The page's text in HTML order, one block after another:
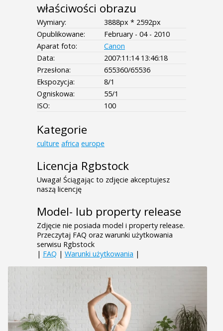
właściwości obrazu
Wymiary:
3888px * 2592px
Opublikowane:
February - 04 - 2010
Aparat foto:
Canon
Data:
2007:11:14 13:46:18
Przesłona:
655360/65536
Ekspozycja:
8/1
Ogniskowa:
55/1
ISO:
100
Kategorie
culture africa europe
Licencja Rgbstock
Uwaga! Ściągając to zdjęcie akceptujesz
naszą licencję
Model- lub property release
Zdjęcie nie posiada model i property release.
Przeczytaj FAQ oraz warunki użytkowania
serwisu Rgbstock
| FAQ | Warunki użytkowania |